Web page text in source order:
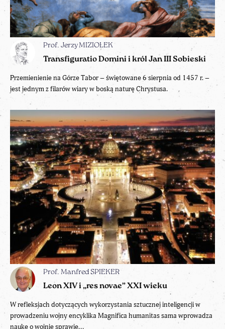
Prof. Jerzy MIZIOŁEK
Transfiguratio Domini i król Jan III Sobieski
Przemienienie na Górze Tabor – świętowane 6 sierpnia od 1457 r. –
jest jednym z filarów wiary w boską naturę Chrystusa.
Prof. Manfred SPIEKER
Leon XIV i „res novae” XXI wieku
W refleksjach dotyczących wykorzystania sztucznej inteligencji w
prowadzeniu wojny encyklika Magnifica humanitas sama wprowadza
naukę o wojnie sprawie...